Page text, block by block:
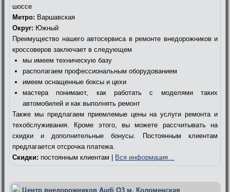
шоссе
Метро: Варшавская
Округ: Южный
Преимущество нашего автосервиса в ремонте внедорожников и
кроссоверов заключает в следующем
мы имеем техническую базу
располагаем профессиональным оборудованием
имеем оснащенные боксы и цехи
мастера понимают, как работать с моделями таких
автомобилей и как выполнять ремонт
Также мы предлагаем приемлемые цены на услуги ремонта и
техобслуживания. Кроме этого, вы можете рассчитывать на
скидки и дополнительные бонусы. Постоянным клиентам
предлагается отсрочка платежа.
Скидки: постоянным клиентам | Вся информация…
Центр внедорожников Audi Q3 м. Коломенская